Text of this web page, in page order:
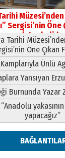
2026 Pazartesi
Müzesi’nden
Sergisi’nin Öne
İstanbul’da
Öne
Ünlü
Yansıyan
Burnunda Yazar
yapacağız”